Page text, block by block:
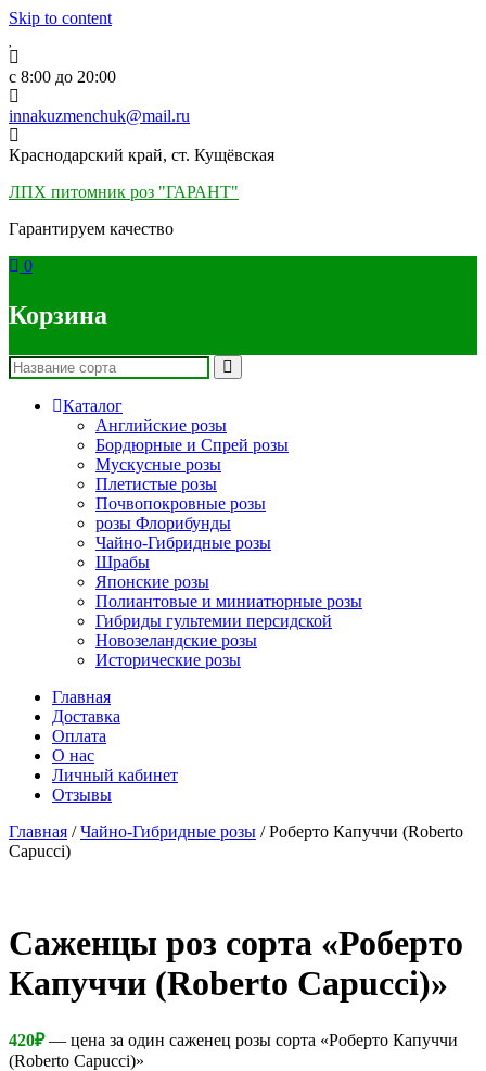
Skip to content
c 8:00 до 20:00
innakuzmenchuk@mail.ru
Краснодарский край, ст. Кущёвская
ЛПХ питомник роз "ГАРАНТ"
Гарантируем качество
0
Корзина
Каталог
Английские розы
Бордюрные и Спрей розы
Мускусные розы
Плетистые розы
Почвопокровные розы
розы Флорибунды
Чайно-Гибридные розы
Шрабы
Японские розы
Полиантовые и миниатюрные розы
Гибриды гультемии персидской
Новозеландские розы
Исторические розы
Главная
Доставка
Оплата
О нас
Личный кабинет
Отзывы
Главная /Чайно-Гибридные розы / Роберто Капуччи (Roberto
Capucci)
Cаженцы роз сорта «Роберто
Капуччи (Roberto Capucci)»
420₽— цена за один саженец розы сорта «Роберто Капуччи
(Roberto Capucci)»